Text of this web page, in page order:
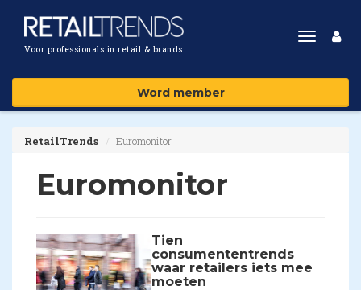
Voor professionals in retail & brands
Toggle
Word member
RetailTrends Euromonitor
Euromonitor
Tien
consumententrends
waar retailers iets mee
moeten